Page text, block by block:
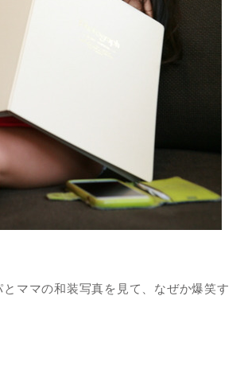
ママの和装写真を見て、なぜか爆笑す